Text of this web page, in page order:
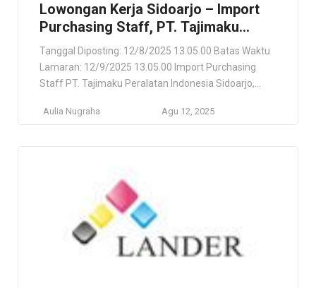
Lowongan Kerja Sidoarjo – Import
Purchasing Staff, PT. Tajimaku
Peralatan Indonesia
Tanggal Diposting: 12/8/2025 13.05.00 Batas Waktu
Lamaran: 12/9/2025 13.05.00 Import Purchasing
Staff PT. Tajimaku Peralatan Indonesia Sidoarjo,
Timur, ID Deskripsi Pekerjaan Impor/Ekspor & Pabean
and Port Agency business. Experience in handling
Aulia Nugraha Agu 12, 2025